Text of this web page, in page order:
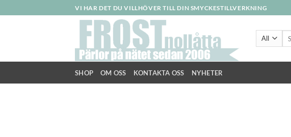
to
VI HAR DET DU VILLHÖVER TILL DIN SMYCKESTILLVERKNING
SHOP OM OSS KONTAKTA OSS NYHETER